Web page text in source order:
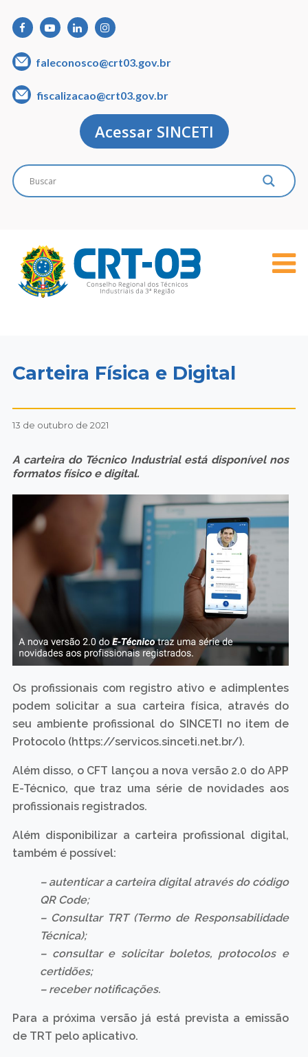
faleconosco@crt03.gov.br
fiscalizacao@crt03.gov.br
Acessar SINCETI
Carteira Física e Digital
13 de outubro de 2021
A carteira do Técnico Industrial está disponível nos
formatos físico e digital.
Os profissionais com registro ativo e adimplentes
podem solicitar a sua carteira física, através do
seu ambiente profissional do SINCETI no item de
Protocolo (https://servicos.sinceti.net.br/).
Além disso, o CFT lançou a nova versão 2.0 do APP
E-Técnico, que traz uma série de novidades aos
profissionais registrados.
Além disponibilizar a carteira profissional digital,
também é possível:
– autenticar a carteira digital através do código
QR Code;
– Consultar TRT (Termo de Responsabilidade
Técnica);
– consultar e solicitar boletos, protocolos e
certidões;
– receber notificações.
Para a próxima versão já está prevista a emissão
de TRT pelo aplicativo.